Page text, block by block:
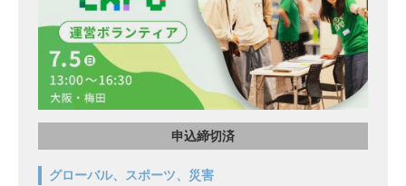
申込締切済
グローバル、スポーツ、災害